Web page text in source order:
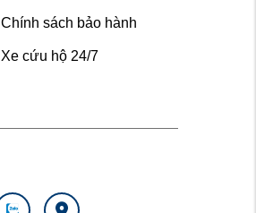
Chính sách bảo hành
Xe cứu hộ 24/7